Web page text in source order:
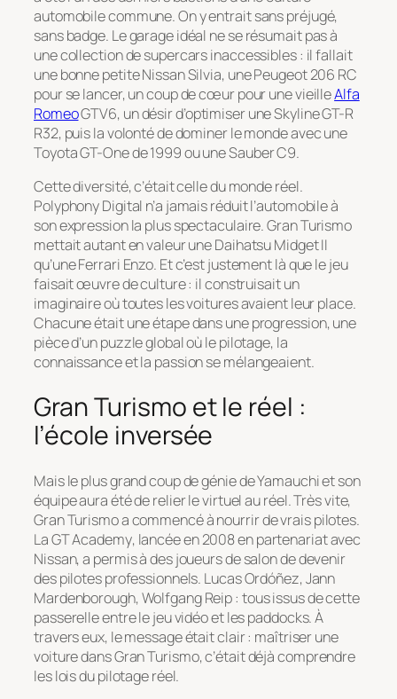
automobile commune. On y entrait sans préjugé,
sans badge. Le garage idéal ne se résumait pas à
une collection de supercars inaccessibles : il fallait
une bonne petite Nissan Silvia, une Peugeot 206 RC
pour se lancer, un coup de cœur pour une vieilleAlfa
RomeoGTV6, un désir d’optimiser une Skyline GT-R
R32, puis la volonté de dominer le monde avec une
Toyota GT-One de 1999 ou une Sauber C9.
Cette diversité, c’était celle du monde réel.
Polyphony Digital n’a jamais réduit l’automobile à
son expression la plus spectaculaire.Gran Turismo
mettait autant en valeur une Daihatsu Midget II
qu’une Ferrari Enzo. Et c’est justement là que le jeu
faisait œuvre de culture : il construisait un
imaginaire où toutes les voitures avaient leur place.
Chacune était une étape dans une progression, une
pièce d’un puzzle global où le pilotage, la
connaissance et la passion se mélangeaient.
Gran Turismo et le réel :
l’école inversée
Mais le plus grand coup de génie de Yamauchi et son
équipe aura été de relier le virtuel au réel. Très vite,
Gran Turismoa commencé à nourrir de vrais pilotes.
LaGT Academy, lancée en 2008 en partenariat avec
Nissan, a permis à des joueurs de salon de devenir
des pilotes professionnels. Lucas Ordóñez, Jann
Mardenborough, Wolfgang Reip : tous issus de cette
passerelle entre le jeu vidéo et les paddocks. À
travers eux, le message était clair : maîtriser une
voiture dansGran Turismo, c’était déjà comprendre
les lois du pilotage réel.